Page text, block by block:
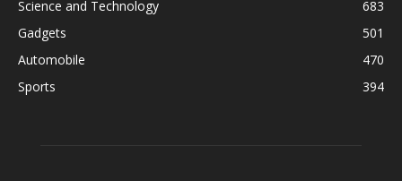
Science and Technology
683
Gadgets
501
Automobile
470
Sports
394